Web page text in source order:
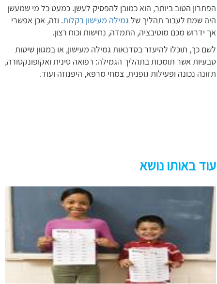
הפתרון הטוב ביותר, הוא כמובן להפסיק לעשן. כמעט כל מי שמעשן
היה שמח לעבור תהליך של גמילה מעישון בקלות. וזה, אכן אפשרי
אך ידרוש מכם מוטיבציה, התמדה, נחישות וכוח רצון.
לשם כך, תוכלו להיעזר בסדנאות גמילה מעישון, או במגוון שיטות
טבעיות אשר תומכות בתהליך הגמילה: רפואה סינית ואקופונקטורה,
תזונה נכונה ופעילות גופנית, צמחי מרפא, היפנוזה ועוד.
עוד באותו נושא